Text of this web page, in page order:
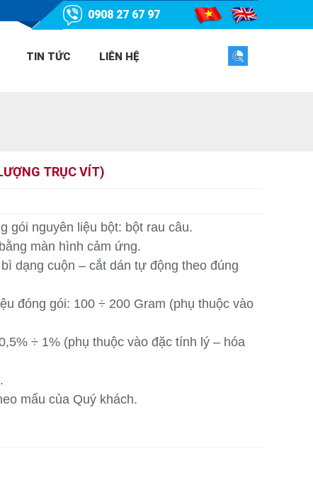
0908 27 67 97
TIN TỨC LIÊN HỆ
TRỤC VÍT)
gói nguyên liệu bột: bột rau câu.
màn hình cảm ứng.
dạng cuộn – cắt dán tự động theo đúng
đóng gói: 100 ÷ 200 Gram (phụ thuộc vào
÷ 1% (phụ thuộc vào đặc tính lý – hóa
mẩu của Quý khách.